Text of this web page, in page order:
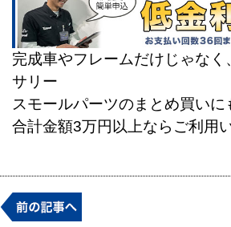
完成車やフレームだけじゃなく
サリー
スモールパーツのまとめ買いに
合計金額3万円以上ならご利用